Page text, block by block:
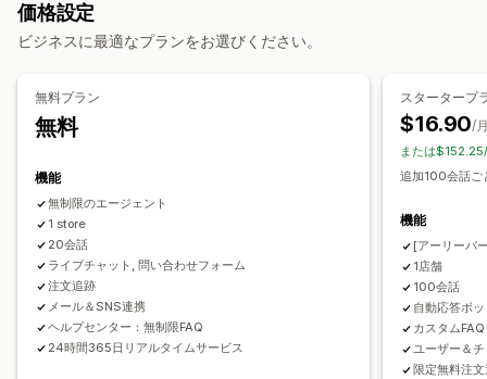
自動応答
クロスセル
カスタマイズ
営業時間
ウェルカムメッセージ
チャットの割り当て
エージェントのアバター
ヘルプセンター
自動割り当て
注文追跡
フィードバックアンケート
価格設定
ビジネスに最適なプランをお選びください。
無料プラン
無料
機能
無制限のエージェント
1 store
20会話
ライブチャット, 問い合わせフォーム
注文追跡
メール＆SNS連携
ヘルプセンター：無制限FAQ
24時間365日リアルタイムサービス
スタータープ
$16.90/
または
追加100会話ご
機能
[アーリーバ
1店舗
100会話
自動応答ボ
カスタム
ユーザー＆
限定無料注